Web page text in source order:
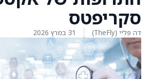
סקריפטס
דה פליי (TheFly) 31 במרץ 2026